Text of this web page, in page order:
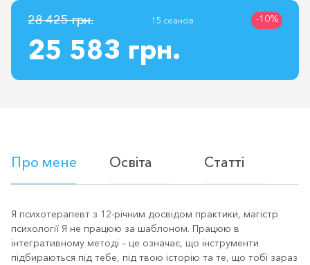
28 425 грн. 15 сеансів -10%
25 583 грн.
Про мене Освіта Статті
Я психотерапевт з 12-річним досвідом практики, магістр
психології Я не працюю за шаблоном. Працюю в
інтегративному методі – це означає, що інструменти
підбираються під тебе, під твою історію та те, що тобі зараз